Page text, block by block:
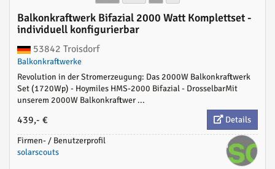
Balkonkraftwerk Bifazial 2000 Watt Komplettset -
individuell konfigurierbar
53842 Troisdorf
Balkonkraftwerke
Revolution in der Stromerzeugung: Das 2000W Balkonkraftwerk
Set (1720Wp) - Hoymiles HMS-2000 Bifazial - DrosselbarMit
unserem 2000W Balkonkraftwer ...
439,- €
Details
Firmen- / Benutzerprofil
solarscouts